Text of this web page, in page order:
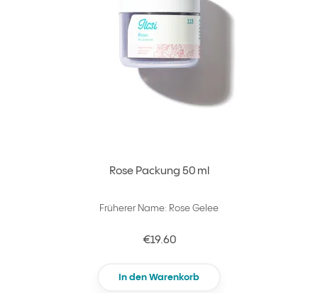
Rose Packung 50 ml
Früherer Name: Rose Gelee
€19.60
In den Warenkorb